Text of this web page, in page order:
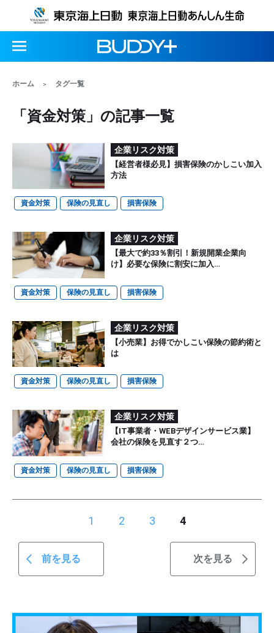
ホーム タグ一覧
「資金対策」の記事一覧
企業リスク対策
【経営者様必見】損害保険のかしこい加入
方法
資金対策 保険の見直し 損害保険
企業リスク対策
【最大で約33％割引！新規開業企業向
け】必要な保険に割安に加入…
資金対策 保険の見直し 損害保険
企業リスク対策
【小売業】お得でかしこい保険の節約術と
は
資金対策 保険の見直し 損害保険
企業リスク対策
【IT事業者・WEBデザインサービス業】
会社の保険を見直す２つ…
資金対策 保険の見直し 損害保険
前を見る
1 2 3 4
次を見る